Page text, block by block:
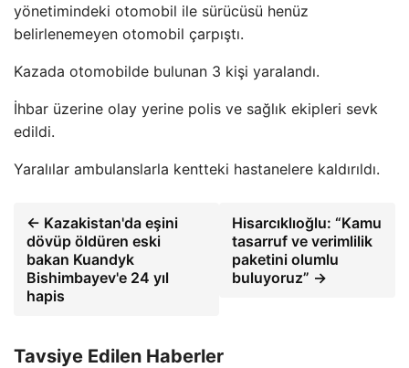
yönetimindeki otomobil ile sürücüsü henüz
belirlenemeyen otomobil çarpıştı.
Kazada otomobilde bulunan 3 kişi yaralandı.
İhbar üzerine olay yerine polis ve sağlık ekipleri sevk
edildi.
Yaralılar ambulanslarla kentteki hastanelere kaldırıldı.
← Kazakistan'da eşini
dövüp öldüren eski
bakan Kuandyk
Bishimbayev'e 24 yıl
hapis
Hisarcıklıoğlu: “Kamu
tasarruf ve verimlilik
paketini olumlu
buluyoruz” →
Tavsiye Edilen Haberler